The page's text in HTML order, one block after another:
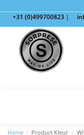
+31 (0)499700823 |
Home / Product Kleur /